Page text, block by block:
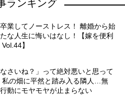
ランキング
業してノーストレス！ 離婚から始
な人生に悔いはなし！【嫁を便利
】
なさいね？」って絶対悪いと思って
の畑に平然と踏み入る隣人…無
動にモヤモヤが止まらない